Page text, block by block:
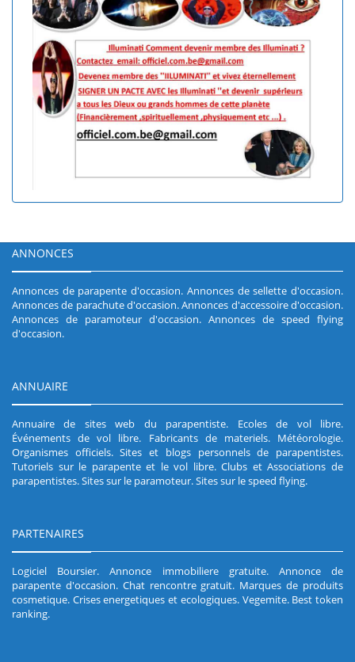
ANNONCES
Annonces de parapente d'occasion. Annonces de sellette d'occasion.
Annonces de parachute d'occasion.Annonces d'accessoire d'occasion.
Annonces de paramoteur d'occasion. Annonces de speed flying
d'occasion.
ANNUAIRE
Annuaire de sites web du parapentiste. Ecoles de vol libre.
Événements de vol libre. Fabricants de materiels. Météorologie.
Organismes officiels.Sites et blogs personnels de parapentistes.
Tutoriels sur le parapente et le vol libre.Clubs et Associations de
parapentistes.Sites sur le paramoteur.Sites sur le speed flying.
PARTENAIRES
Logiciel Boursier.Annonce immobiliere gratuite. Annonce de
parapente d'occasion. Chat rencontre gratuit. Marques de produits
cosmetique. Crises energetiques et ecologiques. Vegemite. Best token
ranking.